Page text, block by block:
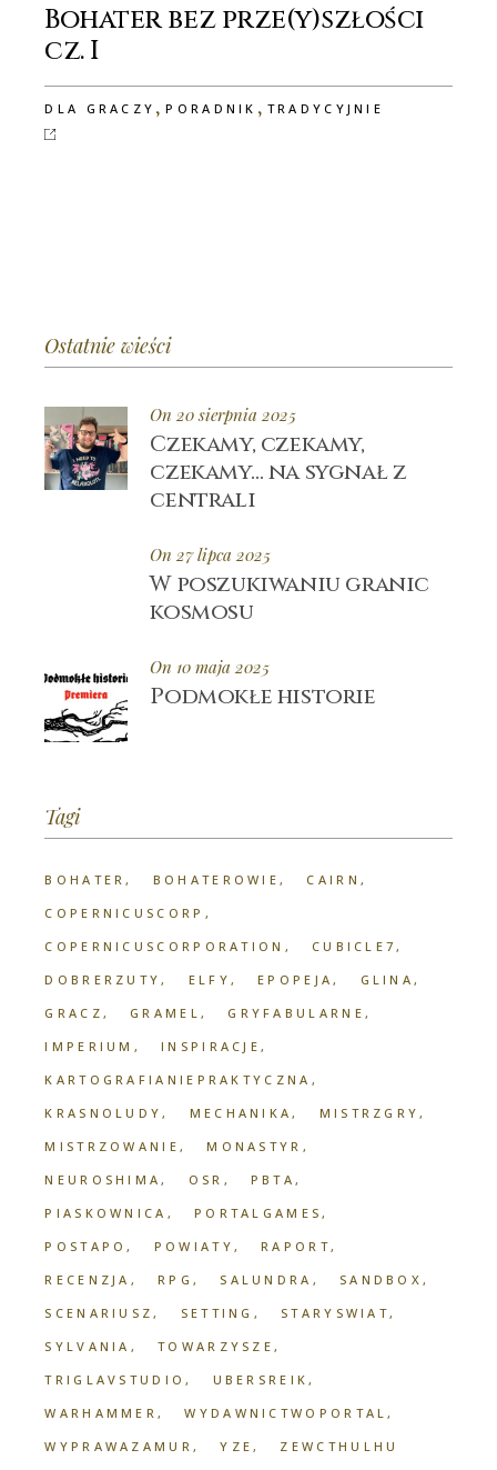
Bohater bez prze(y)szłości
cz. I
DLA GRACZY ,PORADNIK , TRADYCYJNIE
Ostatnie wieści
On 20 sierpnia 2025
Czekamy, czekamy,
czekamy… na sygnał z
centrali
On 27 lipca 2025
W poszukiwaniu granic
kosmosu
On 10 maja 2025
Podmokłe historie
Tagi
BOHATER BOHATEROWIE
CAIRN
COPERNICUSCORP
COPERNICUSCORPORATION
CUBICLE7
DOBRERZUTY
ELFY EPOPEJA
GLINA
GRACZ
GRAMEL
GRYFABULARNE
IMPERIUM
INSPIRACJE
KARTOGRAFIANIEPRAKTYCZNA
KRASNOLUDY
MECHANIKA
MISTRZGRY
MISTRZOWANIE
MONASTYR
NEUROSHIMA
OSR
PBTA
PIASKOWNICA
PORTALGAMES
POSTAPO
POWIATY
RAPORT
RECENZJA
RPG SALUNDRA
SANDBOX
SCENARIUSZ
SETTING
STARYSWIAT
SYLVANIA
TOWARZYSZE
TRIGLAVSTUDIO
UBERSREIK
WARHAMMER
WYDAWNICTWOPORTAL
WYPRAWAZAMUR
YZE ZEWCTHULHU